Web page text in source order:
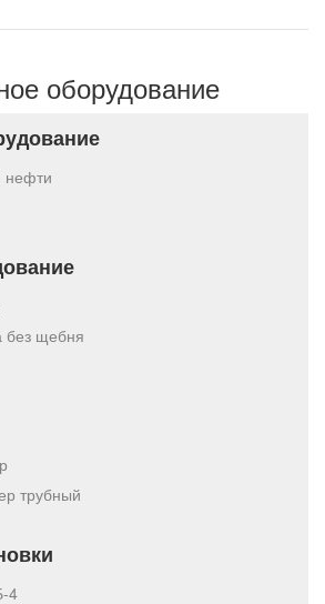
оборудование
нефти
без щебня
трубный
4